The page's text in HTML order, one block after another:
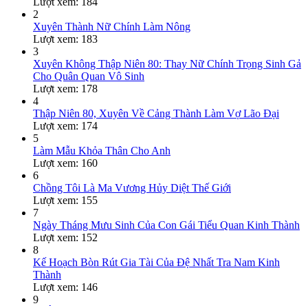
2
Xuyên Thành Nữ Chính Làm Nông
Lượt xem: 183
3
Xuyên Không Thập Niên 80: Thay Nữ Chính Trọng Sinh Gả
Cho Quân Quan Vô Sinh
Lượt xem: 178
4
Thập Niên 80, Xuyên Về Cảng Thành Làm Vợ Lão Đại
Lượt xem: 174
5
Làm Mẫu Khỏa Thân Cho Anh
Lượt xem: 160
6
Chồng Tôi Là Ma Vương Hủy Diệt Thế Giới
Lượt xem: 155
7
Ngày Tháng Mưu Sinh Của Con Gái Tiểu Quan Kinh Thành
Lượt xem: 152
8
Kế Hoạch Bòn Rút Gia Tài Của Đệ Nhất Tra Nam Kinh
Thành
Lượt xem: 146
9